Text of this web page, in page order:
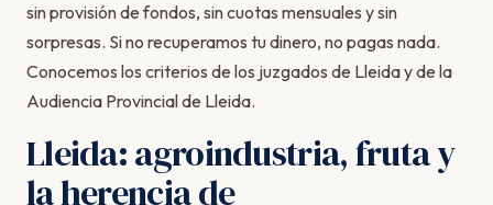
sin provisión de fondos, sin cuotas mensuales y sin
sorpresas. Si no recuperamos tu dinero, no pagas nada.
Conocemos los criterios de los juzgados de Lleida y de la
Audiencia Provincial de Lleida.
Lleida: agroindustria, fruta y
la herencia de